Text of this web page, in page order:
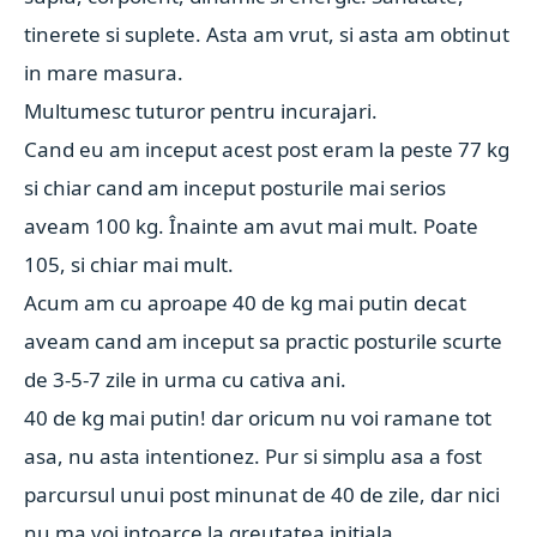
tinerete si suplete. Asta am vrut, si asta am obtinut
in mare masura.
Multumesc tuturor pentru incurajari.
Cand eu am inceput acest post eram la peste 77 kg
si chiar cand am inceput posturile mai serios
aveam 100 kg. Înainte am avut mai mult. Poate
105, si chiar mai mult.
Acum am cu aproape 40 de kg mai putin decat
aveam cand am inceput sa practic posturile scurte
de 3-5-7 zile in urma cu cativa ani.
40 de kg mai putin! dar oricum nu voi ramane tot
asa, nu asta intentionez. Pur si simplu asa a fost
parcursul unui post minunat de 40 de zile, dar nici